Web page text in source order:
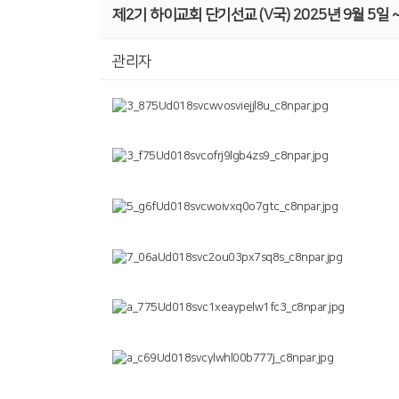
제2기 하이교회 단기선교 (V국) 2025년 9월 5일
관리자